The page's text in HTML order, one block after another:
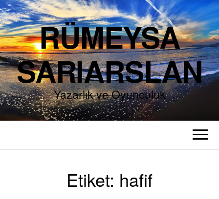
RÜMEYSA
SARIARSLAN
Yazarlık ve Oyunculuk
Etiket: hafif